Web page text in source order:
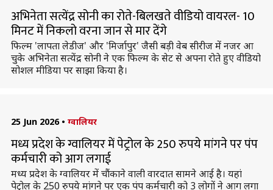
अभिनेता सत्येंद्र सोनी का रोते-बिलखते वीडियो वायरल- 10
मिनट में निकलो वरना जान से मार देंगे
फिल्म 'लापता लेडीज' और 'मिर्जापुर' जैसी बड़ी वेब सीरीज में नजर आ
चुके अभिनेता सत्येंद्र सोनी ने एक फिल्म के सेट से अपना रोते हुए वीडियो
सोशल मीडिया पर साझा किया है।
25 Jun 2026 • ग्वालियर
मध्य प्रदेश के ग्वालियर में पेट्रोल के 250 रुपये मांगने पर पंप
कर्मचारी को आग लगाई
मध्य प्रदेश के ग्वालियर में चौंकाने वाली वारदात सामने आई है। यहां
पेट्रोल के 250 रुपये मांगने पर एक पंप कर्मचारी को 3 लोगों ने आग लगा